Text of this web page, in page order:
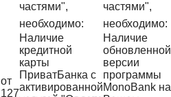
от
127
частями",
необходимо:
Наличие
кредитной
карты
ПриватБанка с
активированной
частями",
необходимо:
Наличие
обновленной
версии
программы
MonoBank на